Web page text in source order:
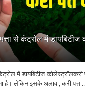
से कंट्रोल में
में डायबिटीज-कोलेस्ट्रॉलकरी
है। लेकिन इसके अलावा, करी